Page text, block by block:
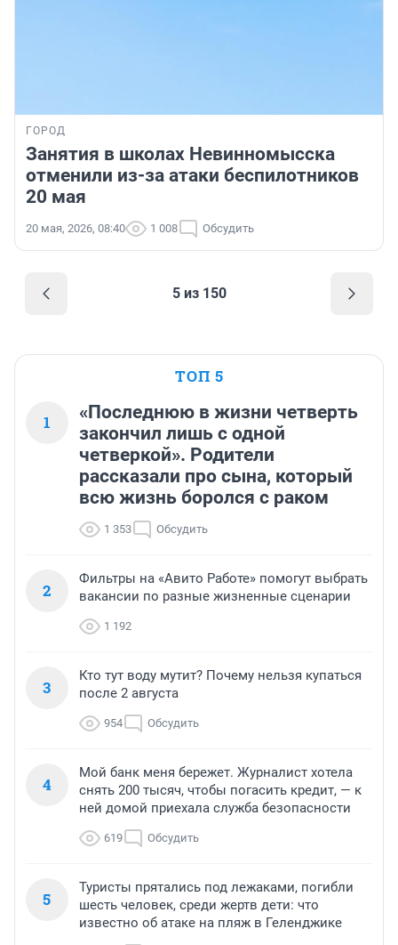
ГОРОД
Занятия в школах Невинномысска
отменили из-за атаки беспилотников
20 мая
20 мая, 2026, 08:40 1 008 Обсудить
5 из 150
ТОП 5
1
«Последнюю в жизни четверть
закончил лишь с одной
четверкой». Родители
рассказали про сына, который
всю жизнь боролся с раком
1 353 Обсудить
2
Фильтры на «Авито Работе» помогут выбрать
вакансии по разные жизненные сценарии
1 192
3
Кто тут воду мутит? Почему нельзя купаться
после 2 августа
954 Обсудить
4
Мой банк меня бережет. Журналист хотела
снять 200 тысяч, чтобы погасить кредит, — к
ней домой приехала служба безопасности
619 Обсудить
5
Туристы прятались под лежаками, погибли
шесть человек, среди жертв дети: что
известно об атаке на пляж в Геленджике